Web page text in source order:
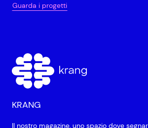
Guarda i progetti
KRANG
Il nostro magazine, uno spazio dove